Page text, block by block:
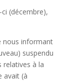
ci (décembre),
nous informant
suspendu
relatives à la
avait (à